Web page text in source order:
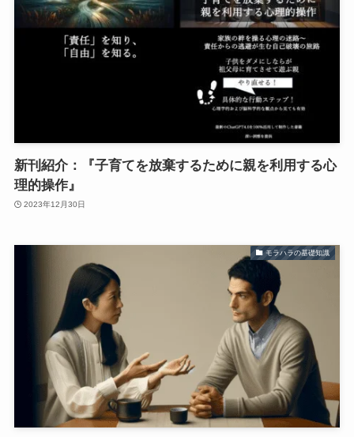
新刊紹介：『子育てを放棄するために親を利用する心
理的操作』
2023年12月30日
モラハラの基礎知識